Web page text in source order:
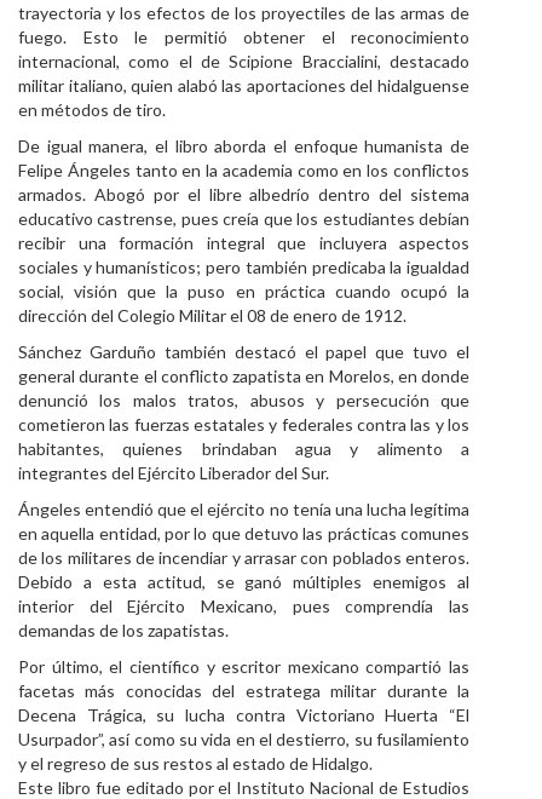
trayectoria y los efectos de los proyectiles de las armas de
fuego. Esto le permitió obtener el reconocimiento
internacional, como el de Scipione Braccialini, destacado
militar italiano, quien alabó las aportaciones del hidalguense
en métodos de tiro.
De igual manera, el libro aborda el enfoque humanista de
Felipe Ángeles tanto en la academia como en los conflictos
armados. Abogó por el libre albedrío dentro del sistema
educativo castrense, pues creía que los estudiantes debían
recibir una formación integral que incluyera aspectos
sociales y humanísticos; pero también predicaba la igualdad
social, visión que la puso en práctica cuando ocupó la
dirección del Colegio Militar el 08 de enero de 1912.
Sánchez Garduño también destacó el papel que tuvo el
general durante el conflicto zapatista en Morelos, en donde
denunció los malos tratos, abusos y persecución que
cometieron las fuerzas estatales y federales contra las y los
habitantes, quienes brindaban agua y alimento a
integrantes del Ejército Liberador del Sur.
Ángeles entendió que el ejército no tenía una lucha legítima
en aquella entidad, por lo que detuvo las prácticas comunes
de los militares de incendiar y arrasar con poblados enteros.
Debido a esta actitud, se ganó múltiples enemigos al
interior del Ejército Mexicano, pues comprendía las
demandas de los zapatistas.
Por último, el científico y escritor mexicano compartió las
facetas más conocidas del estratega militar durante la
Decena Trágica, su lucha contra Victoriano Huerta “El
Usurpador”, así como su vida en el destierro, su fusilamiento
y el regreso de sus restos al estado de Hidalgo.
Este libro fue editado por el Instituto Nacional de Estudios